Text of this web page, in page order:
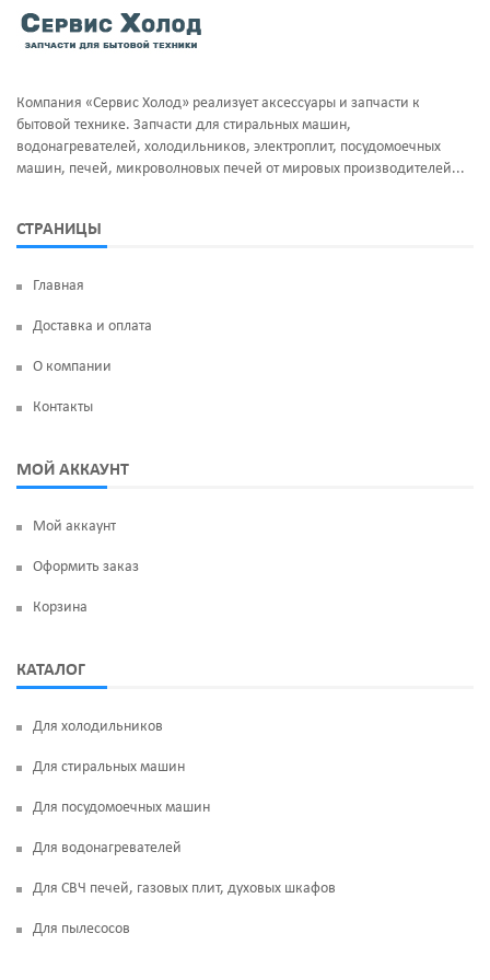
Тэны и нагреватели
Фильтра клапан шредора
Ручка люка
Суппорт и фланцы барабана
Термодатчики
УБЛ
Манжеты люка
Компания «Сервис Холод» реализует аксессуары и запчасти к
бытовой технике. Запчасти для стиральных машин,
водонагревателей, холодильников, электроплит, посудомоечных
машин, печей, микроволновых печей от мировых производителей...
СТРАНИЦЫ
Главная
Доставка и оплата
О компании
Контакты
МОЙ АККАУНТ
Мой аккаунт
Оформить заказ
Корзина
КАТАЛОГ
Для холодильников
Для стиральных машин
Для посудомоечных машин
Для водонагревателей
Для СВЧ печей, газовых плит, духовых шкафов
Для пылесосов